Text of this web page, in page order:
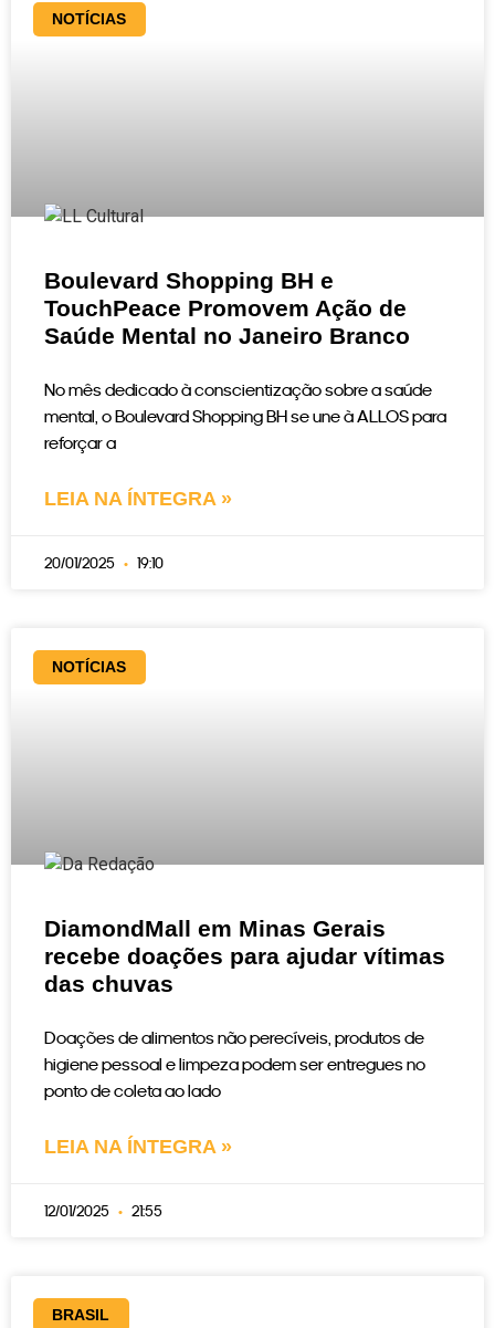
NOTÍCIAS
Boulevard Shopping BH e
TouchPeace Promovem Ação de
Saúde Mental no Janeiro Branco
No mês dedicado à conscientização sobre a saúde
mental, o Boulevard Shopping BH se une à ALLOS para
reforçar a
LEIA NA ÍNTEGRA »
20/01/2025 19:10
NOTÍCIAS
DiamondMall em Minas Gerais
recebe doações para ajudar vítimas
das chuvas
Doações de alimentos não perecíveis, produtos de
higiene pessoal e limpeza podem ser entregues no
ponto de coleta ao lado
LEIA NA ÍNTEGRA »
12/01/2025 21:55
BRASIL